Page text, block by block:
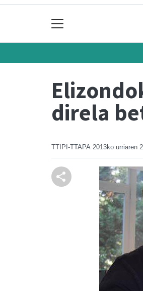
direla
TTIPI-TTAPA 2013ko urriaren